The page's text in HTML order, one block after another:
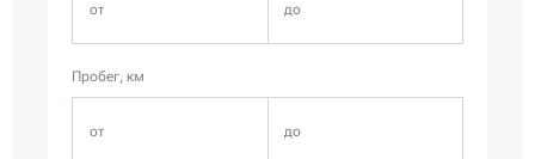
Пробег, км